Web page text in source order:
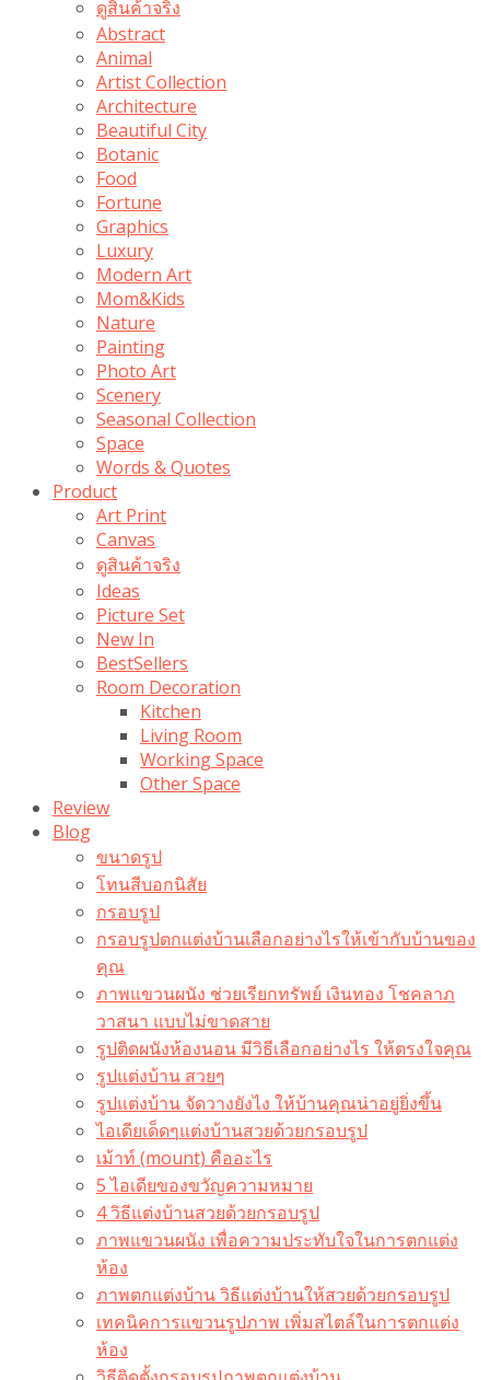
ดูสินค้าจริง
Abstract
Animal
Artist Collection
Architecture
Beautiful City
Botanic
Food
Fortune
Graphics
Luxury
Modern Art
Mom&Kids
Nature
Painting
Photo Art
Scenery
Seasonal Collection
Space
Words & Quotes
Product
Art Print
Canvas
ดูสินค้าจริง
Ideas
Picture Set
New In
BestSellers
Room Decoration
Kitchen
Living Room
Working Space
Other Space
Review
Blog
ขนาดรูป
โทนสีบอกนิสัย
กรอบรูป
กรอบรูปตกแต่งบ้านเลือกอย่างไรให้เข้ากับบ้านของ
คุณ
ภาพแขวนผนัง ช่วยเรียกทรัพย์ เงินทอง โชคลาภ
วาสนา แบบไม่ขาดสาย
รูปติดผนังห้องนอน มีวิธีเลือกอย่างไร ให้ตรงใจคุณ
รูปแต่งบ้าน สวยๆ
รูปแต่งบ้าน จัดวางยังไง ให้บ้านคุณน่าอยู่ยิ่งขึ้น
ไอเดียเด็ดๆแต่งบ้านสวยด้วยกรอบรูป
เม้าท์ (mount) คืออะไร​
5 ไอเดียของขวัญความหมาย
4 วิธีแต่งบ้านสวยด้วยกรอบรูป
ภาพแขวนผนัง เพื่อความประทับใจในการตกแต่ง
ห้อง
ภาพตกแต่งบ้าน วิธีแต่งบ้านให้สวยด้วยกรอบรูป
เทคนิคการแขวนรูปภาพ เพิ่มสไตล์ในการตกแต่ง
ห้อง